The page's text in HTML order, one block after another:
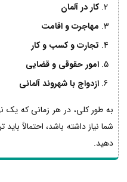
کار در آلمان
مهاجرت و اقامت
تجارت و کسب و کار
امور حقوقی و قضایی
ازدواج با شهروند آلمانی
به طور کلی، در هر زمانی که یک
شما نیاز داشته باشد، احتمالاً
دهید.